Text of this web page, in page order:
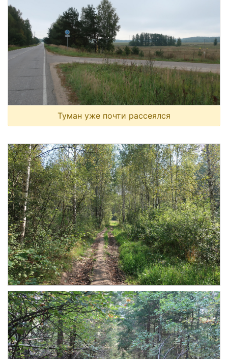
Туман уже почти рассеялся